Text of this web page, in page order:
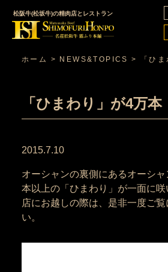
松阪牛(松坂牛)の精肉店とレストラン
ホーム > NEWS&TOPICS > 「ひ
「ひまわり」が4万本
2015.7.10
オーシャンの裏側にあるオーシ
本以上の「ひまわり」が一面に
店にお越しの際は、是非一度ご覧
い。